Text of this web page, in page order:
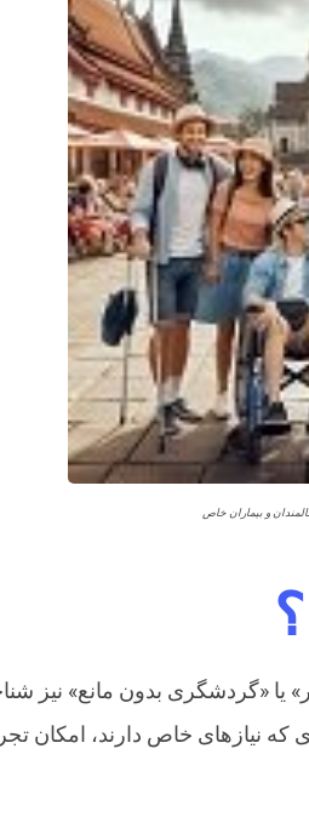
و بیماران خاص
یا «گردشگری بدون مانع» نیز
که نیازهای خاص دارند،